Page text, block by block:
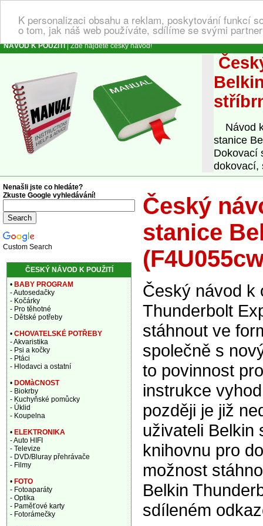
K personalizaci obsahu a reklam, poskytování funkcí
o tom, jak náš web používáte, sdílíme se svými
NÁVOD K POUŽITÍ| Zde najdete český návod!
Návod k
stanice
Dokovací
dokovací,
Český
stanice
Český návod k
Thunderbolt
stáhnout ve
společně s
to povinnost
instrukce
později je již
uživateli Belkin
knihovnu pro
možnost
Belkin
sdíleném
Nenašli jste co hledáte?
Zkuste Google vyhledávání!
Custom Search
ČESKÝ NÁVOD K POUŽITÍ
• BABY PROGRAM
- Autosedačky
- Kočárky
- Pro těhotné
- Dětské potřeby
• CHOVATELSKÉ POTŘEBY
- Akvaristika
- Psi a kočky
- Ptáci
- Hlodavci a ostatní
• DOMàCNOST
- Biokrby
- Kuchyňské pomůcky
- Úklid
- Koupelna
• ELEKTRONIKA
- Auto HIFI
- Televize
- DVD/Bluray přehrávače
- Filmy
• FOTO
- Fotoaparáty
- Optika
- Paměťové karty
- Fotorámečky